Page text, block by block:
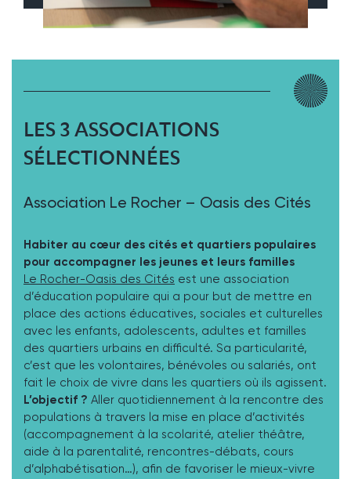
LES 3 ASSOCIATIONS
SÉLECTIONNÉES
Association Le Rocher – Oasis des Cités
Habiter au cœur des cités et quartiers populaires
pour accompagner les jeunes et leurs familles
Le Rocher-Oasis des Cités est une association
d’éducation populaire qui a pour but de mettre en
place des actions éducatives, sociales et culturelles
avec les enfants, adolescents, adultes et familles
des quartiers urbains en difficulté. Sa particularité,
c’est que les volontaires, bénévoles ou salariés, ont
fait le choix de vivre dans les quartiers où ils agissent.
L’objectif ? Aller quotidiennement à la rencontre des
populations à travers la mise en place d’activités
(accompagnement à la scolarité, atelier théâtre,
aide à la parentalité, rencontres-débats, cours
d’alphabétisation…), afin de favoriser le mieux-vivre